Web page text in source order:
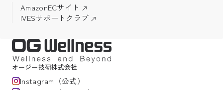
オージー技研株式会社
Instagram（公式）
AmazonECサイト
IVESサポートクラブ